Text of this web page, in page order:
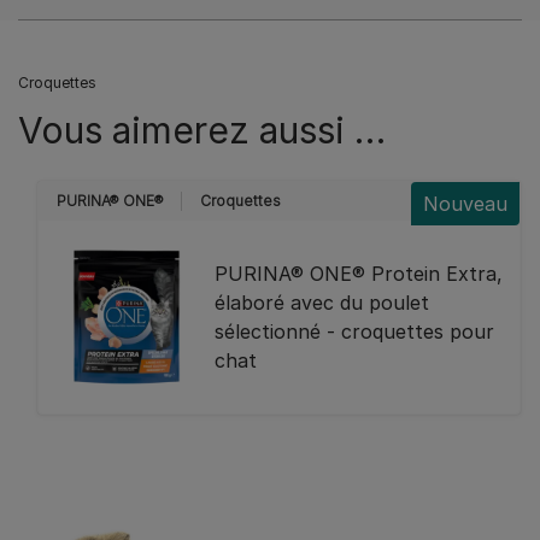
Croquettes
Vous aimerez aussi …
Nouveau
PURINA® ONE® Croquettes
PURINA® ONE® Protein Extra,
élaboré avec du poulet
sélectionné - croquettes pour
chat